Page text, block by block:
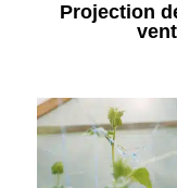
Projection